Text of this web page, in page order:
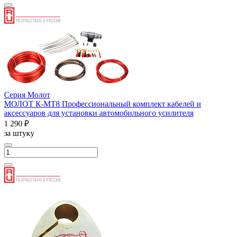
Серия Молот
МОЛОТ К-МТ8 Профессиональный комплект кабелей и
аксессуаров для установки автомобильного усилителя
1 290 ₽
за штуку